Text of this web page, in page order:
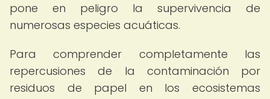
pone en peligro la supervivencia de
numerosas especies acuáticas.
Para comprender completamente las
repercusiones de la contaminación por
residuos de papel en los ecosistemas